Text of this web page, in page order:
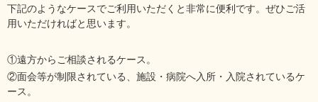
下記のようなケースでご利用いただくと非常に便利です。ぜひご活
用いただければと思います。
①遠方からご相談されるケース。
②面会等が制限されている、施設・病院へ入所・入院されているケ
ース。